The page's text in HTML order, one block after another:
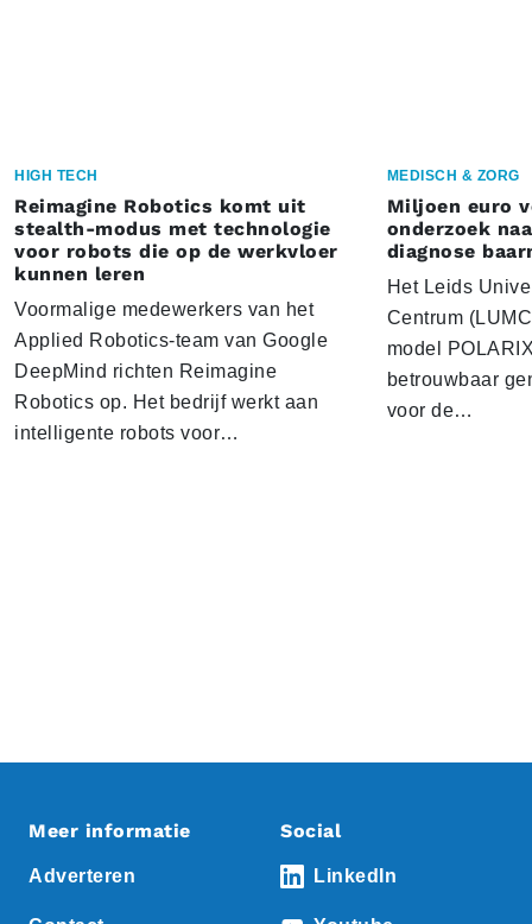
HIGH TECH
Reimagine Robotics komt uit
stealth-modus met technologie
voor robots die op de werkvloer
kunnen leren
Voormalige medewerkers van het
Applied Robotics-team van Google
DeepMind richten Reimagine
Robotics op. Het bedrijf werkt aan
intelligente robots voor…
MEDISCH & ZORG
Miljoen euro
onderzoek
diagnose
Het Leids
Centrum
model
betrouwbaar
voor de…
Meer informatie
Adverteren
Social
LinkedIn